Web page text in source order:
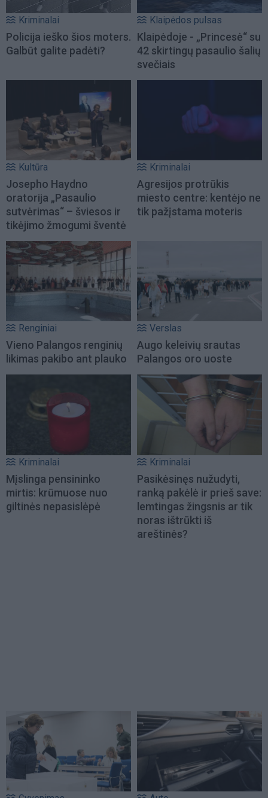
Kriminalai
Policija ieško šios moters.
Galbūt galite padėti?
Klaipėdos pulsas
Klaipėdoje - „Princesė“ su
42 skirtingų pasaulio šalių
svečiais
Kultūra
Josepho Haydno
oratorija „Pasaulio
sutvėrimas“ – šviesos ir
tikėjimo žmogumi šventė
Kriminalai
Agresijos protrūkis
miesto centre: kentėjo ne
tik pažįstama moteris
Renginiai
Vieno Palangos renginių
likimas pakibo ant plauko
Verslas
Augo keleivių srautas
Palangos oro uoste
Kriminalai
Mįslinga pensininko
mirtis: krūmuose nuo
giltinės nepasislėpė
Kriminalai
Pasikėsinęs nužudyti,
ranką pakėlė ir prieš save:
lemtingas žingsnis ar tik
noras ištrūkti iš
areštinės?